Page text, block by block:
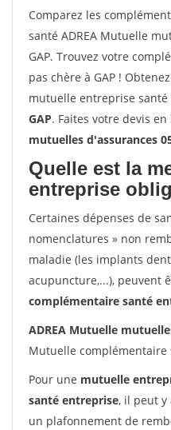
Comparez les
santé ADREA Mutuelle
GAP. Trouvez votre
pas chère à GAP !
mutuelle entreprise santé
GAP. Faites votre devis en
mutuelles d'assurances
Quelle est la
entreprise
Certaines dépenses de
nomenclatures » non
maladie (les implants
acupuncture,...), peuvent
complémentaire santé
ADREA Mutuelle
Mutuelle complémentaire
Pour une mutuelle
santé entreprise, il peut y
un plafonnement de